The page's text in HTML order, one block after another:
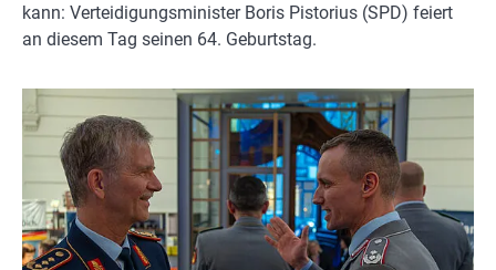
kann: Verteidigungsminister Boris Pistorius (SPD) feiert
an diesem Tag seinen 64. Geburtstag.